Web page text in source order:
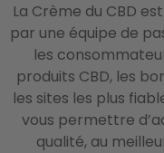
La Crème du CBD
par une équipe de
les
produits CBD, les
les sites les plus
vous permettre
qualité, au